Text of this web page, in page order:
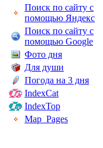
Поиск по сайту с
помощью Яндекс
Поиск по сайту с
помощью Google
Фото дня
Для души
Погода на 3 дня
IndexCat
IndexTop
Map_Pages